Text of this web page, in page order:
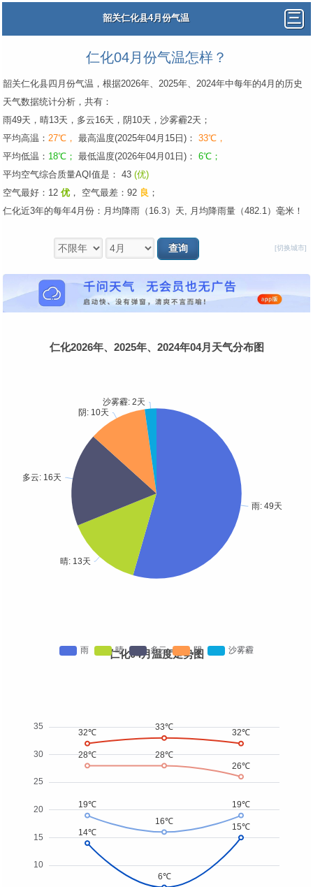
韶关仁化县4月份气温
仁化04月份气温怎样？
韶关仁化县四月份气温，根据2026年、2025年、2024年中每年的4月的历史
天气数据统计分析，共有：
雨49天，晴13天，多云16天，阴10天，沙雾霾2天；
平均高温： 27℃， 最高温度(2025年04月15日)： 33℃，
平均低温： 18℃； 最低温度(2026年04月01日)： 6℃；
平均空气综合质量AQI值是： 43 (优)
空气最好：12 优 ， 空气最差：92 良 ；
仁化近3年的每年4月份：月均降雨（16.3）天, 月均降雨量（482.1）毫米！
[切换城市]
仁化2026年、2025年、2024年04月天气分布图
仁化04月温度走势图